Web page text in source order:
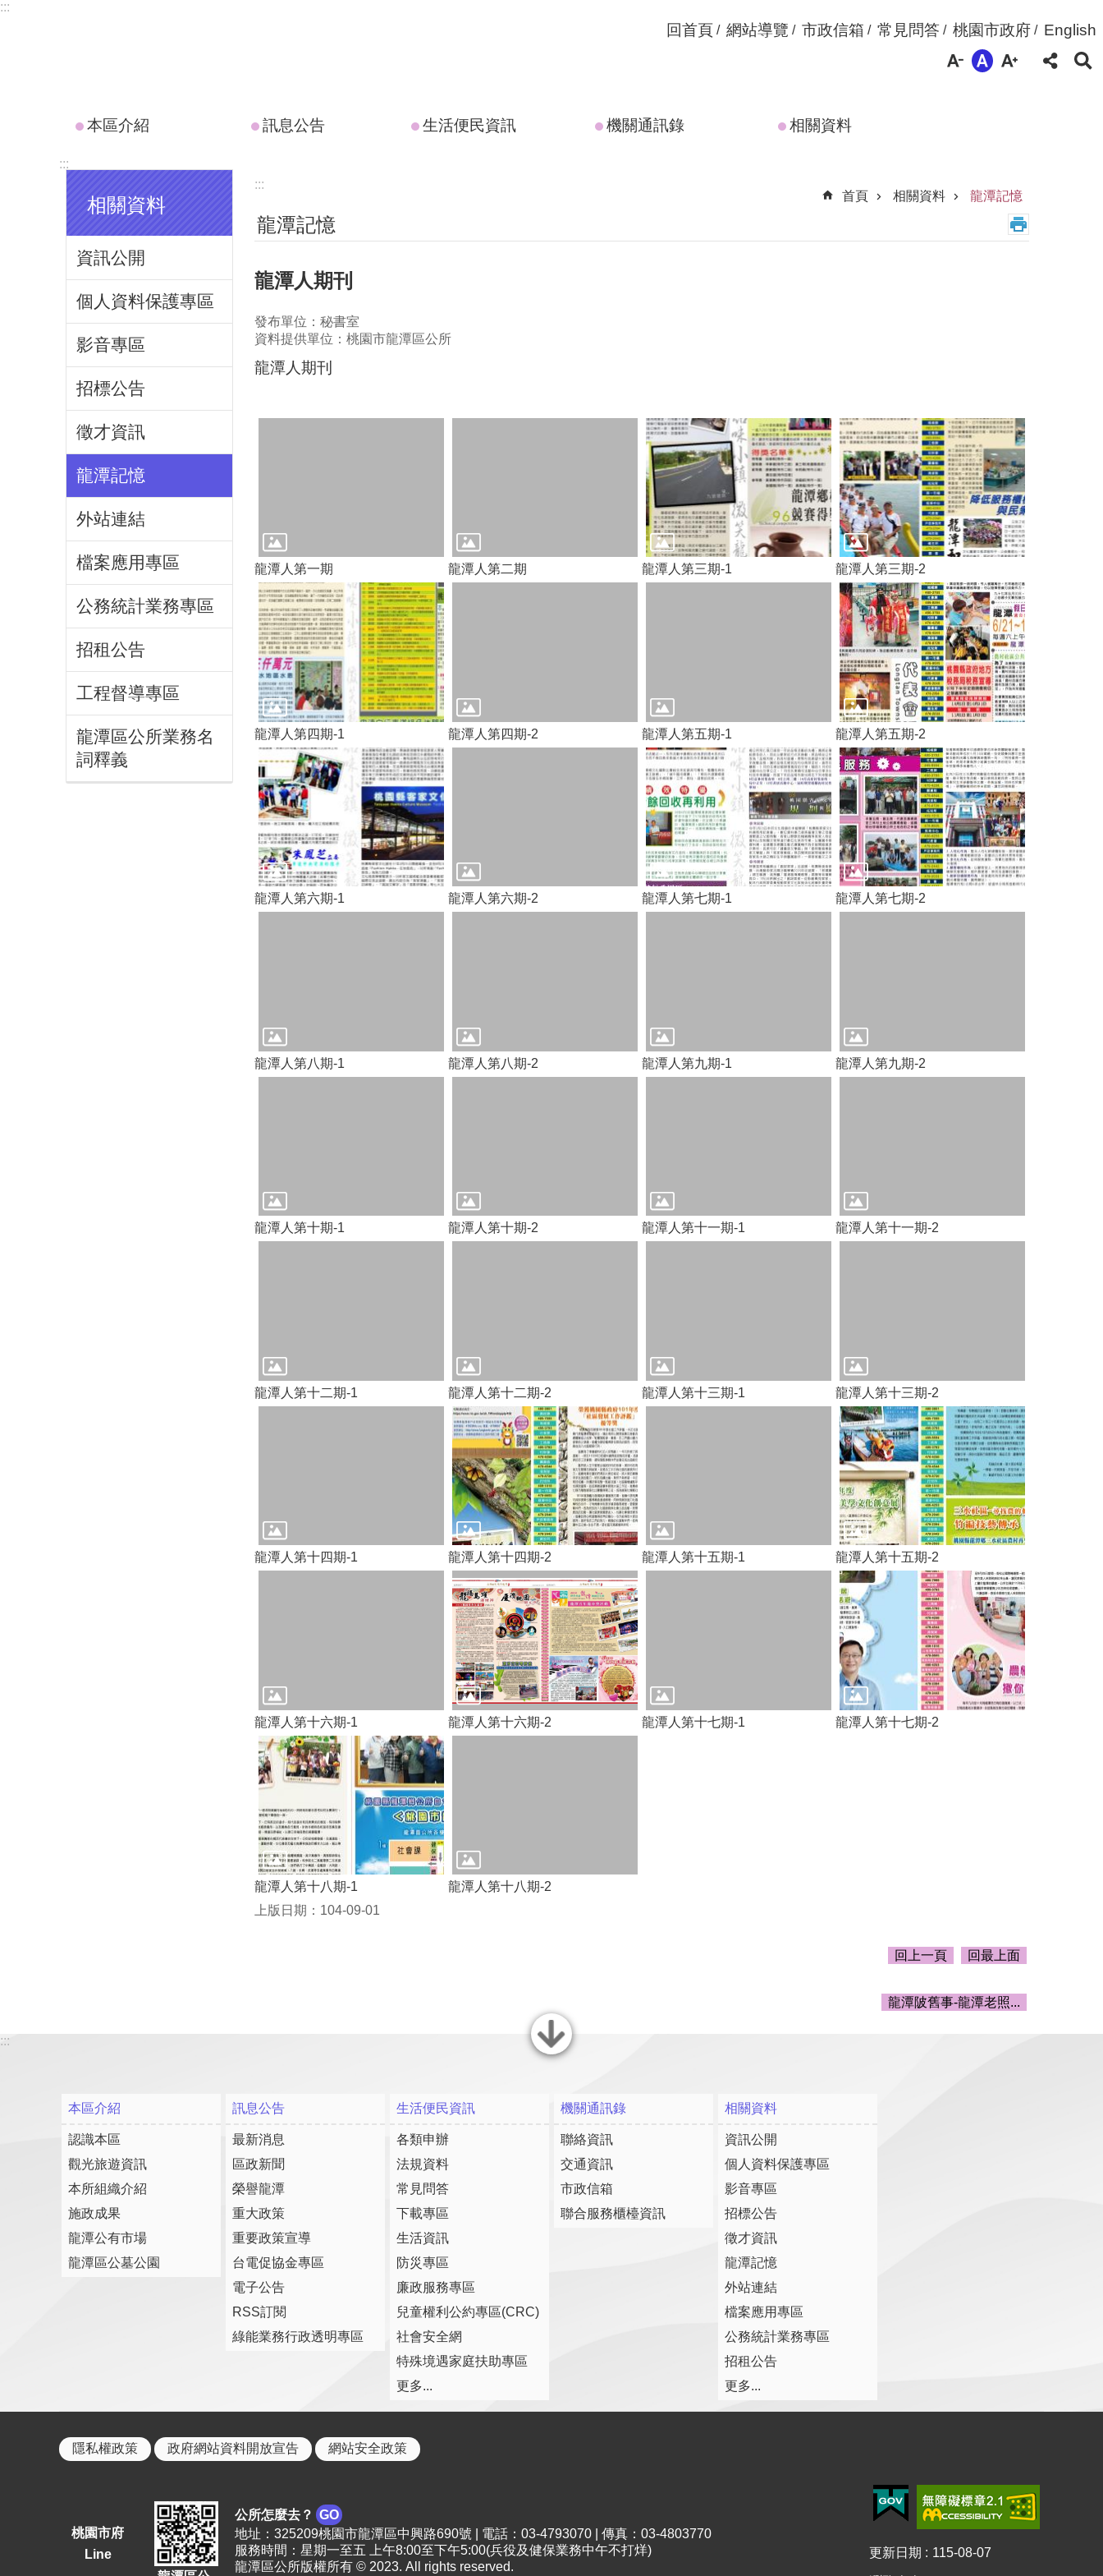
跳到主要內容區塊
:::
回首頁 網站導覽 市政信箱 常見問答 桃園市政府 English
本區介紹 訊息公告 生活便民資訊 機關通訊錄 相關資料
:::
相關資料
資訊公開
個人資料保護專區
影音專區
招標公告
徵才資訊
龍潭記憶
外站連結
檔案應用專區
公務統計業務專區
招租公告
工程督導專區
龍潭區公所業務名
詞釋義
:::
首頁
相關資料 龍潭記憶
龍潭記憶
龍潭人期刊
發布單位：秘書室
資料提供單位：桃園市龍潭區公所
龍潭人期刊
龍潭人第一期 龍潭人第二期 龍潭人第三期-1 龍潭人第三期-2
龍潭人第四期-1 龍潭人第四期-2 龍潭人第五期-1 龍潭人第五期-2
龍潭人第六期-1 龍潭人第六期-2 龍潭人第七期-1 龍潭人第七期-2
龍潭人第八期-1 龍潭人第八期-2 龍潭人第九期-1 龍潭人第九期-2
龍潭人第十期-1 龍潭人第十期-2 龍潭人第十一期-1 龍潭人第十一期-2
龍潭人第十二期-1 龍潭人第十二期-2 龍潭人第十三期-1 龍潭人第十三期-2
龍潭人第十四期-1 龍潭人第十四期-2 龍潭人第十五期-1 龍潭人第十五期-2
龍潭人第十六期-1 龍潭人第十六期-2 龍潭人第十七期-1 龍潭人第十七期-2
龍潭人第十八期-1
龍潭人第十八期-2
上版日期：104-09-01
回上一頁 回最上面
龍潭陂舊事-龍潭老照...
關閉
:::
本區介紹
認識本區
觀光旅遊資訊
本所組織介紹
施政成果
龍潭公有市場
龍潭區公墓公園
訊息公告
最新消息
區政新聞
榮譽龍潭
重大政策
重要政策宣導
台電促協金專區
電子公告
RSS訂閱
綠能業務行政透明專區
生活便民資訊
各類申辦
法規資料
常見問答
下載專區
生活資訊
防災專區
廉政服務專區
兒童權利公約專區(CRC)
社會安全網
特殊境遇家庭扶助專區
更多...
機關通訊錄
聯絡資訊
交通資訊
市政信箱
聯合服務櫃檯資訊
相關資料
資訊公開
個人資料保護專區
影音專區
招標公告
徵才資訊
龍潭記憶
外站連結
檔案應用專區
公務統計業務專區
招租公告
更多...
隱私權政策 政府網站資料開放宣告 網站安全政策
桃園市府
Line
公所怎麼去？
GO
地址：325209桃園市龍潭區中興路690號 | 電話：03-4793070 | 傳真：03-4803770
服務時間：星期一至五 上午8:00至下午5:00(兵役及健保業務中午不打烊)
龍潭區公所版權所有 © 2023. All rights reserved.
更新日期 115-08-07